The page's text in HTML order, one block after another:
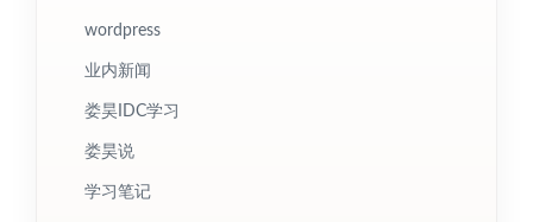
wordpress
业内新闻
娄昊IDC学习
娄昊说
学习笔记